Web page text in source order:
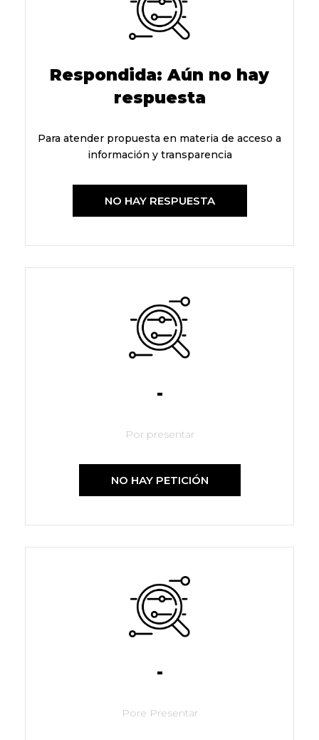
Respondida: Aún no hay
respuesta
Para atender propuesta en materia de acceso a
información y transparencia
NO HAY RESPUESTA
-
Por presentar
NO HAY PETICIÓN
-
Pore Presentar